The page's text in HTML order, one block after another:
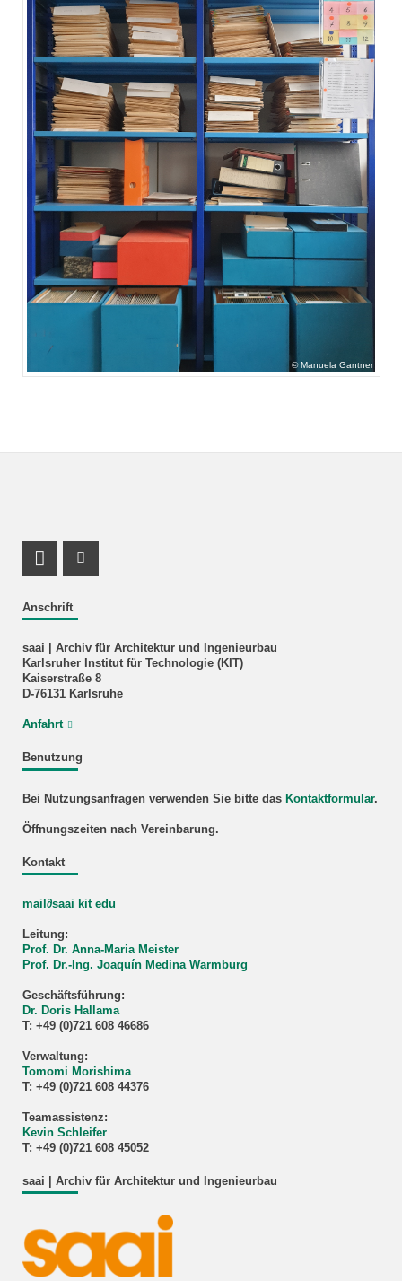
Manuela Gantner
Anschrift
saai | Archiv für Architektur und Ingenieurbau
Karlsruher Institut für Technologie (KIT)
Kaiserstraße 8
D-76131 Karlsruhe
Anfahrt
Benutzung
Bei Nutzungsanfragen verwenden Sie bitte das Kontaktformular.
Öffnungszeiten nach Vereinbarung.
Kontakt
mail∂saai kit edu
Leitung:
Prof. Dr. Anna-Maria Meister
Prof. Dr.-Ing. Joaquín Medina Warmburg
Geschäftsführung:
Dr. Doris Hallama
T: +49 (0)721 608 46686
Verwaltung:
Tomomi Morishima
T: +49 (0)721 608 44376
Teamassistenz:
Kevin Schleifer
T: +49 (0)721 608 45052
saai | Archiv für Architektur und Ingenieurbau
Facebook Profil
Instagram Profil